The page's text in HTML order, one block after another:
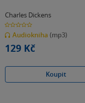
Charles Dickens
0.0
z
5
hvězdiček
Audiokniha (mp3)
129 Kč
Koupit